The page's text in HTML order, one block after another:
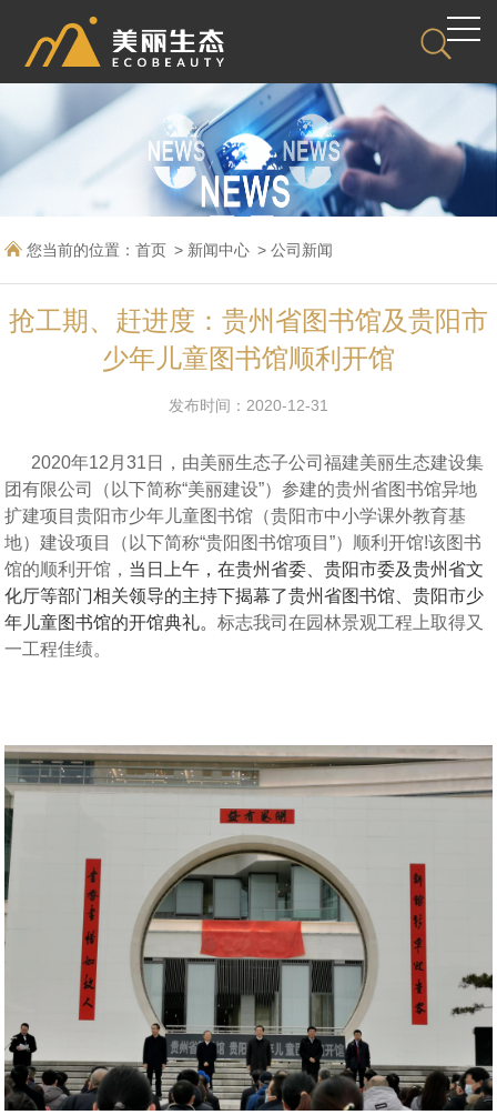
您当前的位置：首页 新闻中心 公司新闻
抢工期、赶进度：贵州省图书馆及贵阳市
少年儿童图书馆顺利开馆
发布时间：2020-12-31
2020年12月31日，由美丽生态子公司福建美丽生态建设集
团有限公司（以下简称“美丽建设”）参建的贵州省图书馆异地
扩建项目贵阳市少年儿童图书馆（贵阳市中小学课外教育基
地）建设项目（以下简称“贵阳图书馆项目”）顺利开馆!该图书
馆的顺利开馆， 当日上午，在贵州省委、贵阳市委及贵州省文
化厅等部门相关领导的主持下揭幕了贵州省图书馆、贵阳市少
年儿童图书馆的开馆典礼。标志我司在园林景观工程上取得又
一工程佳绩。